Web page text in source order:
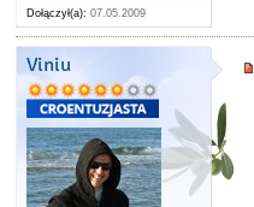
Dołączył(a): 07.05.2009
Viniu